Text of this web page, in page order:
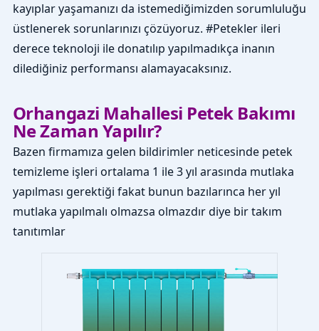
kayıplar yaşamanızı da istemediğimizden sorumluluğu
üstlenerek sorunlarınızı çözüyoruz. #Petekler ileri
derece teknoloji ile donatılıp yapılmadıkça inanın
dilediğiniz performansı alamayacaksınız.
Orhangazi Mahallesi Petek Bakımı
Ne Zaman Yapılır?
Bazen firmamıza gelen bildirimler neticesinde petek
temizleme işleri ortalama 1 ile 3 yıl arasında mutlaka
yapılması gerektiği fakat bunun bazılarınca her yıl
mutlaka yapılmalı olmazsa olmazdır diye bir takım
tanıtımlar